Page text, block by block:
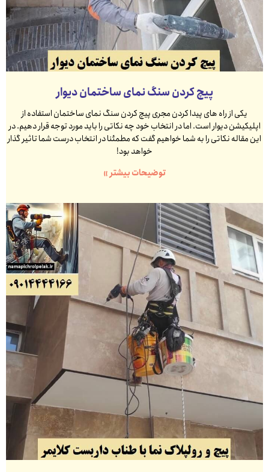
پیچ کردن سنگ نمای ساختمان دیوار
یکی از راه های پیدا کردن مجری پیچ کردن سنگ نمای ساختمان استفاده از
اپلیکیشن دیوار است. اما در انتخاب خود چه نکاتی را باید مورد توجه قرار دهیم. در
این مقاله نکاتی را به شما خواهیم گفت که مطمئنا در انتخاب درست شما تاثیر گذار
خواهد بود!
توضیحات بیشتر »